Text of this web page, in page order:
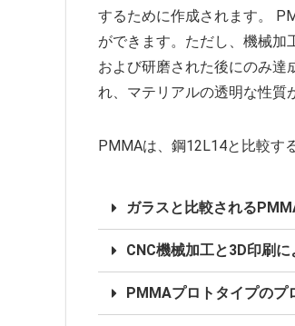
するために作成されます。
ができます。ただし、機械加
および研磨された後にのみ達
れ、マテリアルの透明な性質
PMMAは、鋼12L14と比較す
ガラスと比較される
CNC機械加工と3D印刷
PMMAプロトタイプのプ